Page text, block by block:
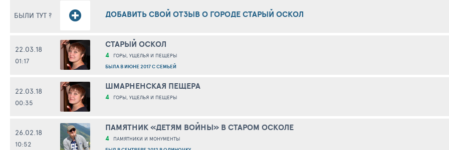
БЫЛИ ТУТ ? ДОБАВИТЬ СВОЙ ОТЗЫВ О ГОРОДЕ СТАРЫЙ ОСКОЛ
22.03.18
01:17
СТАРЫЙ ОСКОЛ
4 ГОРЫ, УЩЕЛЬЯ И ПЕЩЕРЫ
БЫЛА В ИЮНЕ 2017 С СЕМЬЕЙ
22.03.18
00:35
ШМАРНЕНСКАЯ ПЕЩЕРА
4 ГОРЫ, УЩЕЛЬЯ И ПЕЩЕРЫ
26.02.18
10:52
ПАМЯТНИК «ДЕТЯМ ВОЙНЫ» В СТАРОМ ОСКОЛЕ
4 ПАМЯТНИКИ И МОНУМЕНТЫ